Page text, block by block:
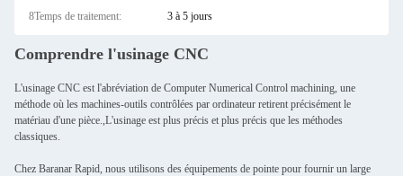
8Temps de traitement: 3 à 5 jours
Comprendre l'usinage CNC
L'usinage CNC est l'abréviation de Computer Numerical Control machining, une
méthode où les machines-outils contrôlées par ordinateur retirent précisément le
matériau d'une pièce.,L'usinage est plus précis et plus précis que les méthodes
classiques.
Chez Baranar Rapid, nous utilisons des équipements de pointe pour fournir un large